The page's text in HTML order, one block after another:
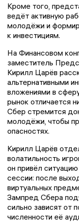
Кроме того,
ведёт активную
молодёжи и
к инвестициям.
На Финансовом
заместитель
Кирилл Царёв
альтернативными
вложениями в
рынок отличается
Сбер стремится
молодёжи, чтобы
опасностях.
Кирилл Царёв
волатильность
он привёл
сессии: после
виртуальных
Зампред Сбера
сильно зависят от
численности её